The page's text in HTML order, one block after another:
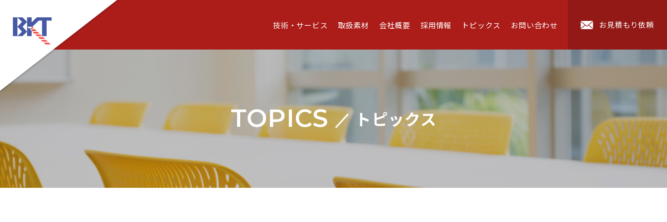
技術・サービス 取扱素材 会社概要 採用情報 トピックス お問い合わせ お見積もり依頼
TOPICS トピックス